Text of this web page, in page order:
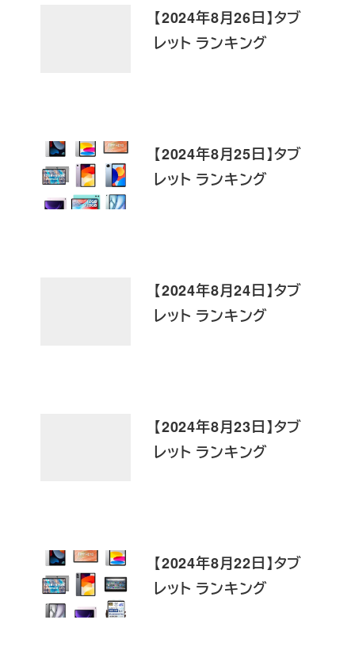
【2024年8月26日】タブ
レット ランキング
【2024年8月25日】タブ
レット ランキング
【2024年8月24日】タブ
レット ランキング
【2024年8月23日】タブ
レット ランキング
【2024年8月22日】タブ
レット ランキング